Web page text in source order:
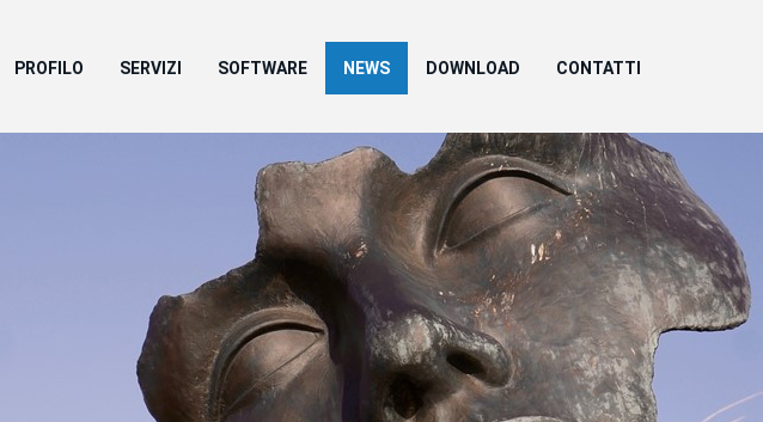
PROFILO SERVIZI SOFTWARE NEWS DOWNLOAD CONTATTI